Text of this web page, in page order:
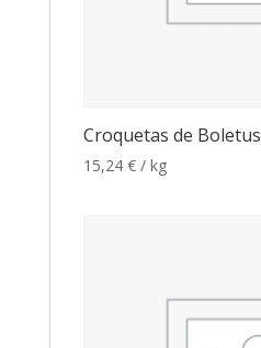
Croquetas de Boletus
15,24 € / kg